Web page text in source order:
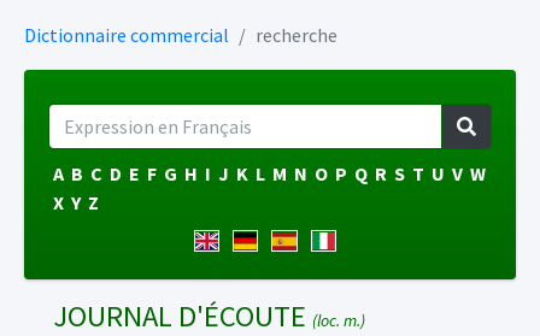
Dictionnaire commercial recherche
A B C D E F G H I J K L M N O P Q R S T U V W
X Y Z
JOURNAL D'ÉCOUTE (loc. m.)